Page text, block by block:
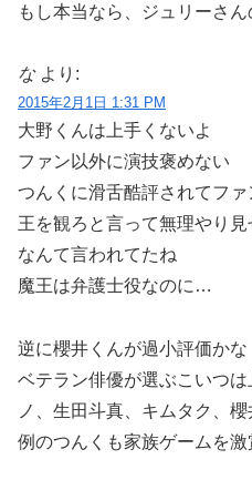
もし本当なら、ジュリーさん
な より:
2015年2月1日 1:31 PM
大野くんは上手くないよ
ファン以外に演技褒めない
つんくに滑舌酷評されてフ
王を観ろと言って無理やり
なんて言われてたね
魔王は弁護士役なのに…
逆に櫻井くんが過小評価かな
ベテラン俳優が選ぶこいつ
ノ、生田斗真、キムタク、
例のつんくも家族ゲームを